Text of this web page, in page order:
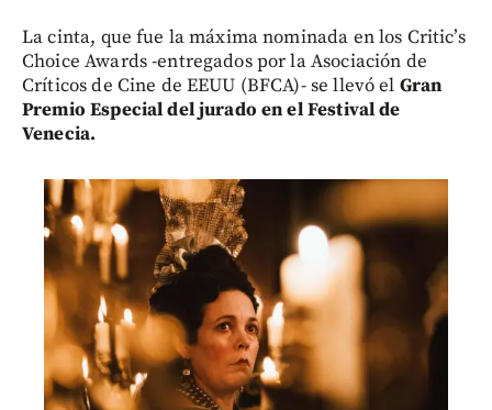
La cinta, que fue la máxima nominada en los Critic’s
Choice Awards -entregados por la Asociación de
Críticos de Cine de EEUU (BFCA)- se llevó el Gran
Premio Especial del jurado en el Festival de
Venecia.